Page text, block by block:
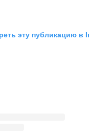
эту публикацию в